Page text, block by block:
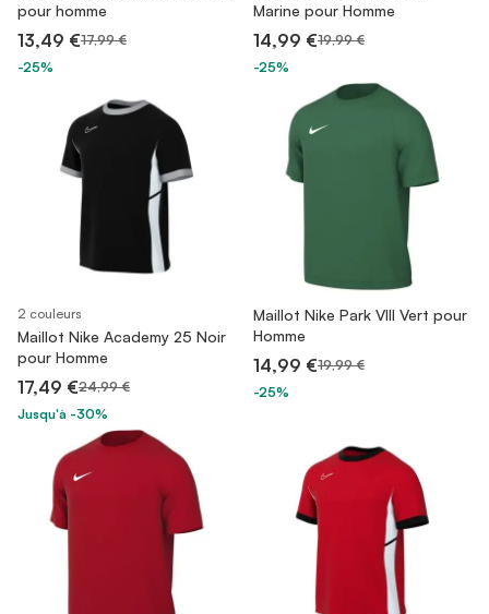
pour homme
13,49 €17,99 €
-25%
Marine pour Homme
14,99 €19,99 €
-25%
2 couleurs
Maillot Nike Academy 25 Noir
pour Homme
17,49 €24,99 €
Jusqu'à -30%
Maillot Nike Park VIII Vert pour
Homme
14,99 €19,99 €
-25%